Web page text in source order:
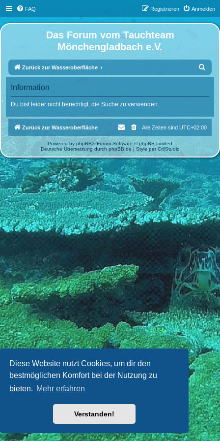
Diese Website nutzt Cookies, um dir den
bestmöglichen Komfort bei der Nutzung zu
bieten. Mehr erfahren
Verstanden!
FAQ Anmelden
Registrieren
Das Forum vom Tauchteam
Mönchengladbach e.V.
Zurück zur Wasseroberfläche
u
Information
Du bist leider nicht berechtigt, die Suche zu verwenden.
Zurück zur Wasseroberfläche Alle Zeiten sind UTC+02:00
Powered by phpBB® Forum Software © phpBB Limited
Deutsche Übersetzung durch phpBB.de | Style par Cri|Studio